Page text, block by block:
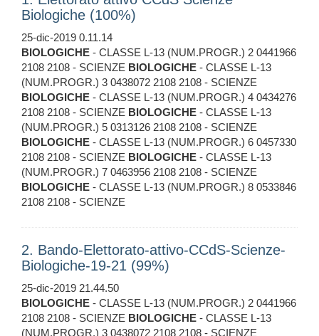
Biologiche (100%)
25-dic-2019 0.11.14
BIOLOGICHE - CLASSE L-13 (NUM.PROGR.) 2 0441966
2108 2108 - SCIENZE BIOLOGICHE - CLASSE L-13
(NUM.PROGR.) 3 0438072 2108 2108 - SCIENZE
BIOLOGICHE - CLASSE L-13 (NUM.PROGR.) 4 0434276
2108 2108 - SCIENZE BIOLOGICHE - CLASSE L-13
(NUM.PROGR.) 5 0313126 2108 2108 - SCIENZE
BIOLOGICHE - CLASSE L-13 (NUM.PROGR.) 6 0457330
2108 2108 - SCIENZE BIOLOGICHE - CLASSE L-13
(NUM.PROGR.) 7 0463956 2108 2108 - SCIENZE
BIOLOGICHE - CLASSE L-13 (NUM.PROGR.) 8 0533846
2108 2108 - SCIENZE
2. Bando-Elettorato-attivo-CCdS-Scienze-
Biologiche-19-21 (99%)
25-dic-2019 21.44.50
BIOLOGICHE - CLASSE L-13 (NUM.PROGR.) 2 0441966
2108 2108 - SCIENZE BIOLOGICHE - CLASSE L-13
(NUM.PROGR.) 3 0438072 2108 2108 - SCIENZE